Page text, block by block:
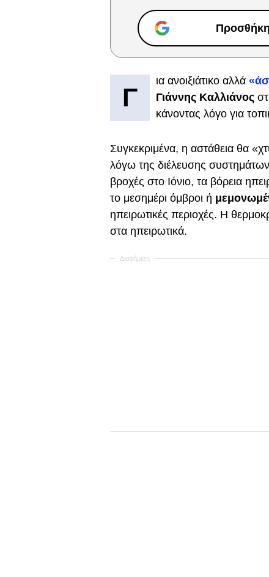
Γ
ια ανοιξιάτικο αλλά
Γιάννης Καλλιάνος
κάνοντας λόγο για
Συγκεκριμένα, η αστάθεια θα
λόγω της διέλευσης
βροχές στο Ιόνιο, τα βόρεια
το μεσημέρι όμβροι ή
ηπειρωτικές περιοχές. Η
στα ηπειρωτικά.